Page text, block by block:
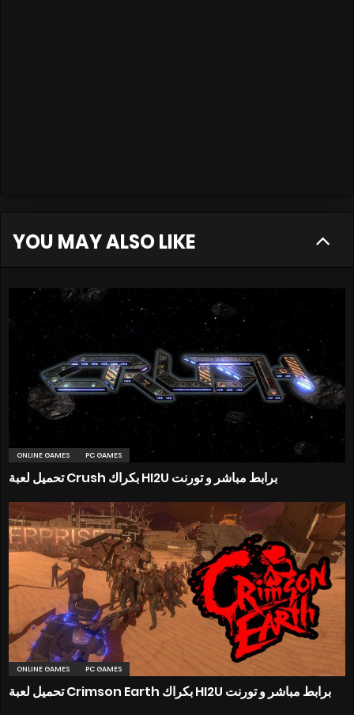
YOU MAY ALSO LIKE
ONLINE GAMES PC GAMES
تحميل لعبة Crush بكراك HI2U برابط مباشر و تورنت
ONLINE GAMES PC GAMES
تحميل لعبة Crimson Earth بكراك HI2U برابط مباشر و تورنت